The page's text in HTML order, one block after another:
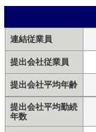
連結従業員
提出会社従業員
提出会社平均年齢
提出会社平均勤続
年数